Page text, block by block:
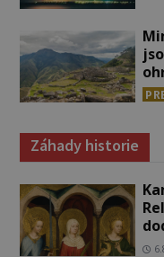
Záhady historie